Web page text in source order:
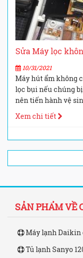
Sửa Máy lọc
10/31/2021
Máy hút ẩm không
lọc bụi nếu chúng
nên tiến hành vệ
Xem chi tiết
SẢN PHẨM VỀ
Máy lạnh Daikin
Tủ lạnh Sanyo